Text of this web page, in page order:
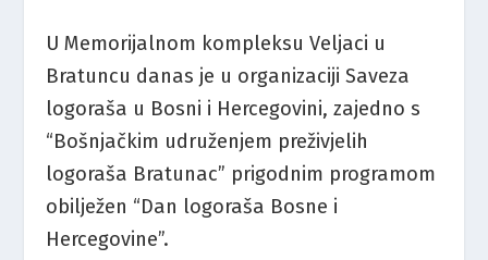
U Memorijalnom kompleksu Veljaci u
Bratuncu danas je u organizaciji Saveza
logoraša u Bosni i Hercegovini, zajedno s
“Bošnjačkim udruženjem preživjelih
logoraša Bratunac” prigodnim programom
obilježen “Dan logoraša Bosne i
Hercegovine”.